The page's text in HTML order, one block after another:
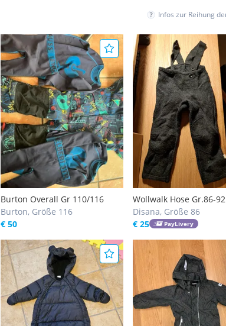
Infos zur Reihung
Burton Overall Gr 110/116
Burton, Größe 116
€ 50
Wollwalk Hose Gr.86-
getragen. Marke
Disana, Größe 86
€ 25
PayLivery